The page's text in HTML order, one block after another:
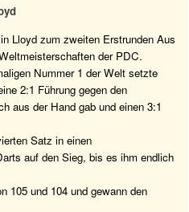
Lloyd zum zweiten Erstrunden Aus
der PDC.
Nummer 1 der Welt setzte
2:1 Führung gegen den
aus der Hand gab und einen 3:1
Satz in einen
auf den Sieg, bis es ihm endlich
105 und 104 und gewann den